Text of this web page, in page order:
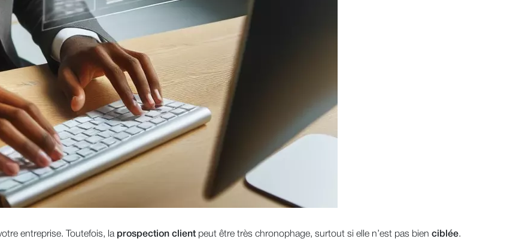
entreprise. Toutefois, la prospection client peut être très chronophage, surtout si elle n’est pas bien ciblée.